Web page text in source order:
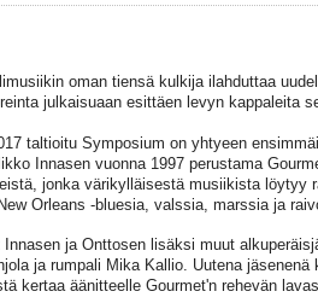
oman tiensä kulkija ilahduttaa
julkaisuaan esittäen levyn kappaleita
taltioitu Symposium on yhtyeen
Innasen vuonna 1997 perustama
jonka värikylläisestä musiikista löytyy
Orleans -bluesia, valssia, marssia ja
ja Onttosen lisäksi muut
ja rumpali Mika Kallio. Uutena jäsenenä
kertaa äänitteelle Gourmet'n rehevän